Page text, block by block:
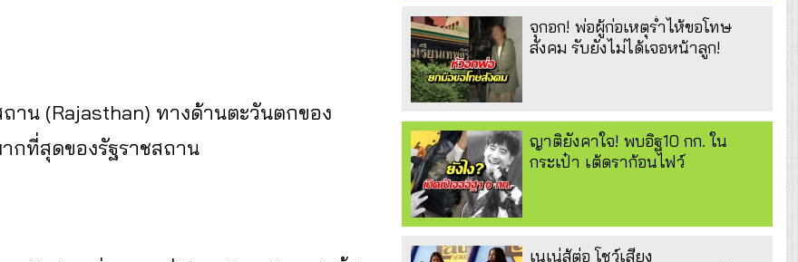
าน (Rajasthan) ทางด้านตะวันตกของ
กที่สุดของรัฐราชสถาน
จุกอก! พ่อผู้ก่อเหตุร่ำไห้ขอโทษ
สังคม รับยังไม่ได้เจอหน้าลูก!
ญาติยังคาใจ! พบอิฐ10 กก. ใน
กระเป๋า เต้ดราก้อนไฟว์
เนเน่สู้ต่อ โชว์เสียง